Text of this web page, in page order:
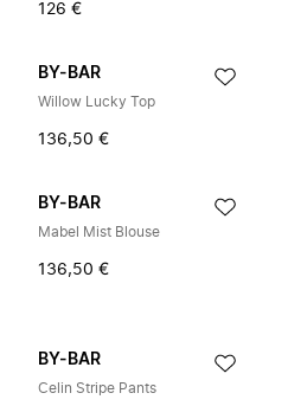
126 €
BY-BAR
Willow Lucky Top
136,50 €
BY-BAR
Mabel Mist Blouse
136,50 €
BY-BAR
Celin Stripe Pants